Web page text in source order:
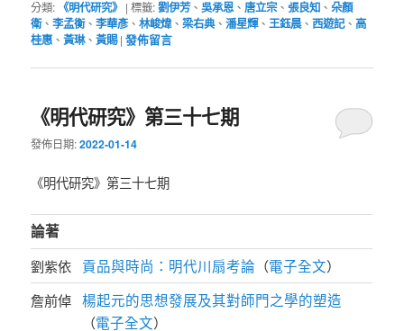
分類: 《明代研究》 |標籤:劉伊芳、吳承恩 、 唐立宗、張良知 、朵顏
衛、李孟衡、李華彥、林峻煒、梁右典、潘星輝、王鈺晨、西遊記、高
桂惠 、黃琳、黃賜 |發佈留言
《明代研究》第三十七期
發佈日期:2022-01-14
《明代研究》第三十七期
論著
劉紫依 貢品與時尚：明代川扇考論 （電子全文）
詹前倬 楊起元的思想發展及其對師門之學的塑造
（電子全文）